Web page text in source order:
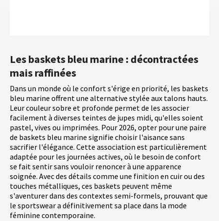
Les baskets bleu marine : décontractées
mais raffinées
Dans un monde où le confort s'érige en priorité, les baskets
bleu marine offrent une alternative stylée aux talons hauts.
Leur couleur sobre et profonde permet de les associer
facilement à diverses teintes de jupes midi, qu'elles soient
pastel, vives ou imprimées. Pour 2026, opter pour une paire
de baskets bleu marine signifie choisir l'aisance sans
sacrifier l'élégance. Cette association est particulièrement
adaptée pour les journées actives, où le besoin de confort
se fait sentir sans vouloir renoncer à une apparence
soignée. Avec des détails comme une finition en cuir ou des
touches métalliques, ces baskets peuvent même
s'aventurer dans des contextes semi-formels, prouvant que
le sportswear a définitivement sa place dans la mode
féminine contemporaine.